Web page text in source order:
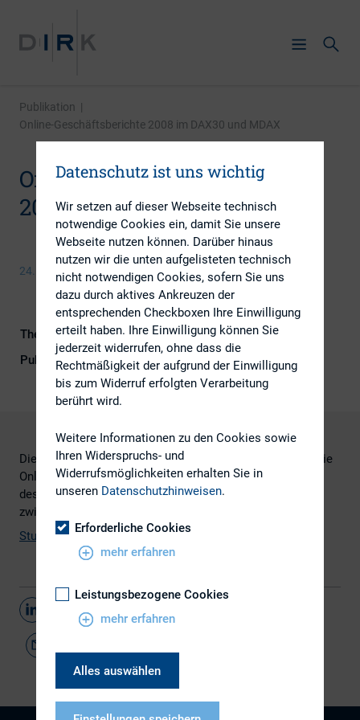
Publikation |
Online-Geschäftsberichte 2008 im DAX30 und MDAX
Online-Geschäftsberichte
2008 im DAX30 und MDAX
24. September 2013
Themengebiete
Berichterstattung, Digitalisierung
Publikationsform
Externe Publikationen
Die Kirchhoff Consult AG untersuchte zum zweiten Mal die
Online-Geschäftsberichte der Unternehmen des DAX und
des MDAX. Insgesamt sind deutliche Unterschiede
zwischen den Segmenten zu erkennen.
Studie
Teilen
Datenschutz ist uns wichtig
Wir setzen auf dieser Webseite technisch
notwendige Cookies ein, damit Sie unsere
Webseite nutzen können. Darüber hinaus
nutzen wir die unten aufgelisteten technisch
nicht notwendigen Cookies, sofern Sie uns
dazu durch aktives Ankreuzen der
entsprechenden Checkboxen Ihre Einwilligung
erteilt haben. Ihre Einwilligung können Sie
jederzeit widerrufen, ohne dass die
Rechtmäßigkeit der aufgrund der Einwilligung
bis zum Widerruf erfolgten Verarbeitung
berührt wird.
Weitere Informationen zu den Cookies sowie
Ihren Widerspruchs- und
Widerrufsmöglichkeiten erhalten Sie in
unseren Datenschutzhinweisen.
Erforderliche Cookies
mehr erfahren
Leistungsbezogene Cookies
mehr erfahren
Alles auswählen